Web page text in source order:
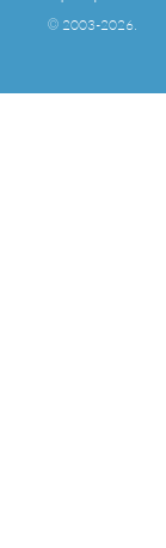
© 2003-2026.